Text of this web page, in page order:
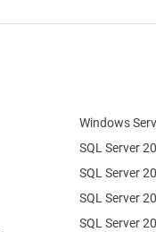
SQL Server
SQL Server
Windows
SQL Server
SQL Server